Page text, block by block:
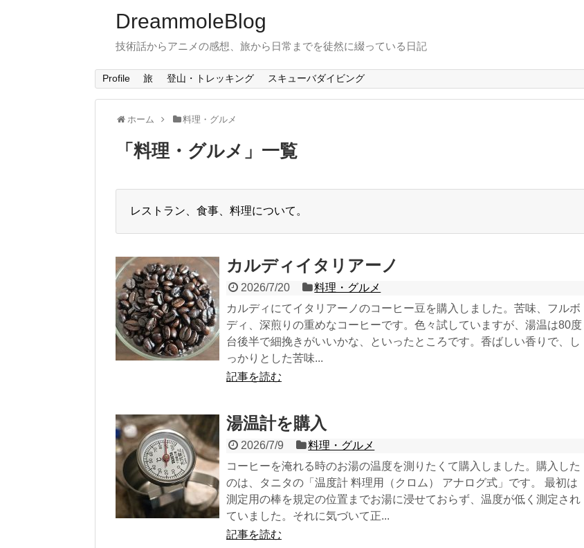
DreammoleBlog
技術話からアニメの感想、旅から日常までを徒然に綴っている日記
Profile 旅 登山・トレッキング スキューバダイビング
ホーム 料理・グルメ
「 料理・グルメ 」 一覧
レストラン、食事、料理について。
カルディイタリアーノ
2026/7/20
料理・グルメ
カルディにてイタリアーノのコーヒー豆を購入しました。苦味、フルボ
ディ、深煎りの重めなコーヒーです。色々試していますが、湯温は80度
台後半で細挽きがいいかな、といったところです。香ばしい香りで、し
っかりとした苦味...
記事を読む
湯温計を購入
2026/7/9
料理・グルメ
コーヒーを淹れる時のお湯の温度を測りたくて購入しました。購入した
のは、タニタの「温度計 料理用（クロム） アナログ式」です。 最初は
測定用の棒を規定の位置までお湯に浸せておらず、温度が低く測定され
ていました。それに気づいて正...
記事を読む